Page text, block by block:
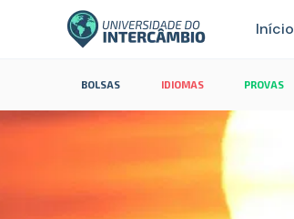
Início
BOLSAS IDIOMAS PROVAS